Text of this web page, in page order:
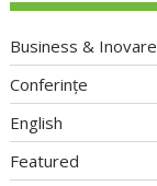
Business & Inovare
Conferințe
English
Featured